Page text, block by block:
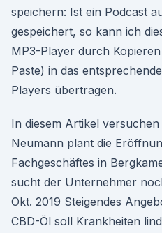
speichern: Ist ein Podcast
gespeichert, so kann ich
MP3-Player durch
Paste) in das
Players übertragen.
In diesem Artikel
Neumann plant die
Fachgeschäftes in
sucht der Unternehmer
Okt. 2019 Steigendes
CBD-Öl soll Krankheiten